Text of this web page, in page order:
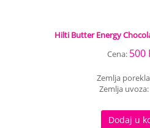
Hilti Butter Energy
Cena: 500
Zemlja
Zemlja
Dodaj u